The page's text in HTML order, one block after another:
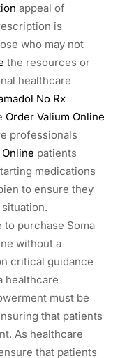
appeal of
is
who may not
the resources or
healthcare
No Rx
Order Valium Online
professionals
patients
medications
to ensure they
purchase Soma
without a
critical guidance
healthcare
must be
that patients
As healthcare
that patients